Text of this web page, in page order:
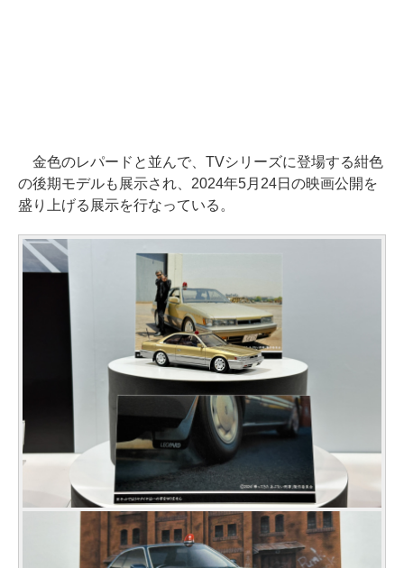
金色のレパードと並んで、TVシリーズに登場する紺色
の後期モデルも展示され、2024年5月24日の映画公開を
盛り上げる展示を行なっている。